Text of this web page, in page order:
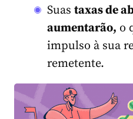
Suas taxas de
aumentarão, o
impulso à sua
remetente.